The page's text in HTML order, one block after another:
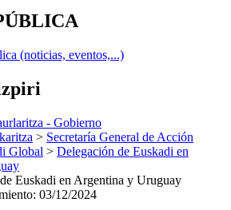
(noticias, eventos,...)
- Gobierno
> Secretaría General de Acción
Global > Delegación de Euskadi en
Euskadi en Argentina y Uruguay
: 03/12/2024